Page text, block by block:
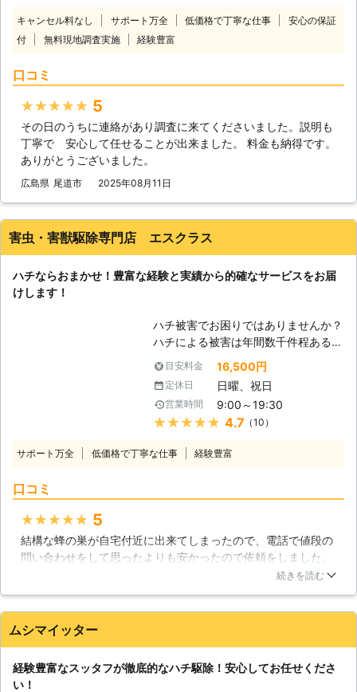
して手厚いサービスを提供> ハウスガ
ードサービスは事前調査から駆除後の
は出張費、施工後の追加請求も一切ご
ざいません。 事前のお見積り料金に
りますので安心ください。 <シロアリ
工実績については下記をご覧くださ
・島根県松江市在住 匿名 [ご依頼内
アリを発見したため、駆除を頼みた
い。 ■発生場所：柱・床 ■建物：木
造1階建て ■建坪：8畳 ■築年数：13
年 →→→施工料金108,000円(税込)に
て対応 [CASE2] ・島根県松江市在住
女性 [ご依頼内容] 築13年でシロアリ
が発生しないか心配なため、予防をお
願いしたい。 ■発生場所： ■建物：
木造 ■建坪：86平米 ■築年数：13年
発生場所：浴室 ■建物：木造 ■建
坪：1階70平米 ■築年数：37～38年
→→→施工料金108,000円(税込)にて
対応 ※上記価格は過去に対応した案件
をもとに参考金額を表示しております
異なるため、正確な金額はご依頼時の
お見積りにてご提示いたします
キャンセル料なし サポート万全 低価格で丁寧な仕事
安心の保証
付
無料現地調査実施 経験豊富
口コミ
★★★★★ 5
その日のうちに連絡があり調査に来てくださいました。説明も
丁寧で 安心して任せることが出来ました。 料金も納得です。
ありがとうございました。
広島県 尾道市 2025年08月11日
害虫・害獣駆除専門店 エスクラス
ハチならおまかせ！豊富な経験と実績から的確なサービスをお届
けします！
ハチ被害でお困りではありませんか？
ハチによる被害は年間数千件程あると
言われています。ハチによる被害が出
始めるのは5月から11月ですが、中で
も8月から10月の時期に急増します。
この時期になるとハチの数が一気に増
える時期であるとともに、気温が高け
ようになるので、夏から秋にかけて活
経伝達物質でもあります。それらが体
内をめぐると、激しい痛みや免疫系の
混乱による急性のアレルギー反応を引
き起すことがあり、このアレルギー反
応によって最悪の場合、死に至る危険
ら距離を置きましょう。きちんとした
知識や十分な装備がない状態でハチの
目安料金 16,500円
定休日 日曜、祝日
営業時間 9:00～19:30
★★★★★ 4.7 （10）
サポート万全 低価格で丁寧な仕事 経験豊富
口コミ
★★★★★ 5
結構な蜂の巣が自宅付近に出来てしまったので、電話で値段の
問い合わせをして思ったよりも安かったので依頼をしました、
都合の良い日にちにあわせてくれました、スタッフさん1人で
よかったのかなって思います。対応良かったのでおすすめです
ね
広島県 東広島市 2016年11月30日
続きを読む
ムシマイッター
経験豊富なスッタフが徹底的なハチ駆除！安心してお任せくださ
い！